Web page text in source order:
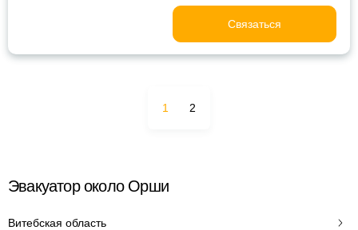
Связаться
1 2
Эвакуатор около Орши
Витебская область